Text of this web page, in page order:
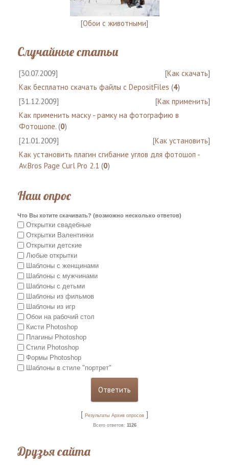
[Обои с животными]
Случайные статьи
[30.07.2009] [Как скачать]
Как бесплатно скачать файлы с DepositFiles (4)
[31.12.2009]
[Как применить]
Как применить маску - рамку на фотографию в
Фотошопе. (0)
[21.01.2009]
[Как установить]
Как установить плагин сгибание углов для фотошоп -
Av.Bros Page Curl Pro 2.1 (0)
Наш опрос
Что Вы хотите скачивать? (возможно несколько ответов)
Открытки свадебные
Открытки Валентинки
Открытки детские
Любые открытки
Шаблоны с женщинами
Шаблоны с мужчинами
Шаблоны с детьми
Шаблоны из фильмов
Шаблоны из игр
Обои на рабочий стол
Кисти Photoshop
Плагины Photoshop
Стили Photoshop
Формы Photoshop
Шаблоны в стиле "портрет"
[ Результаты Архив опросов ]
Всего ответов: 1126
Друзья сайта